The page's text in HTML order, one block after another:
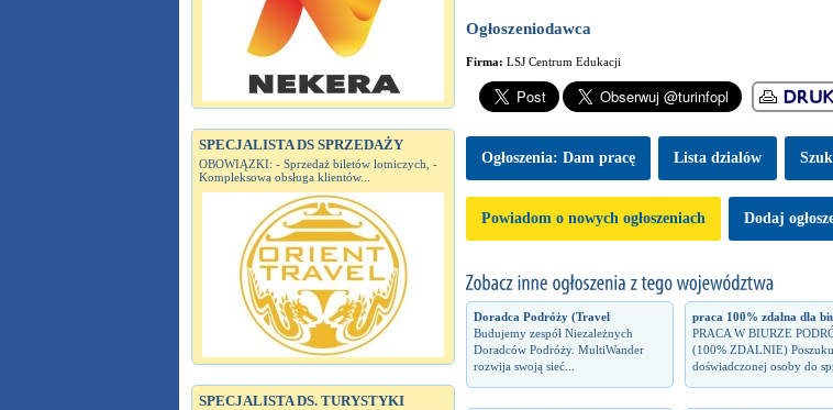
SPECJALISTA DS SPRZEDAŻY
OBOWIĄZKI: - Sprzedaż biletów lotniczych, -
Kompleksowa obsługa klientów...
SPECJALISTA DS. TURYSTYKI
Ogłoszeniodawca
Firma: LSJ Centrum Edukacji
Ogłoszenia: Dam pracę Lista dzialów
Powiadom o nowych ogłoszeniach Dodaj
Doradca Podróży (Travel
Budujemy zespół Niezależnych
Doradców Podróży. MultiWander
rozwija swoją sieć...
praca 100% zdalna dla
PRACA W BIURZE
(100% ZDALNIE)
doświadczonej osoby do